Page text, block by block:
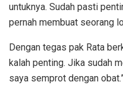
untuknya. Sudah pasti
pernah membuat seorang
Dengan tegas pak Rata
kalah penting. Jika sudah
saya semprot dengan